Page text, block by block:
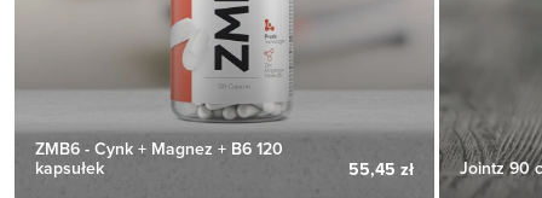
ZMB6 - Cynk + Magnez + B6 120
kapsułek
55,45 zł Jointz 90